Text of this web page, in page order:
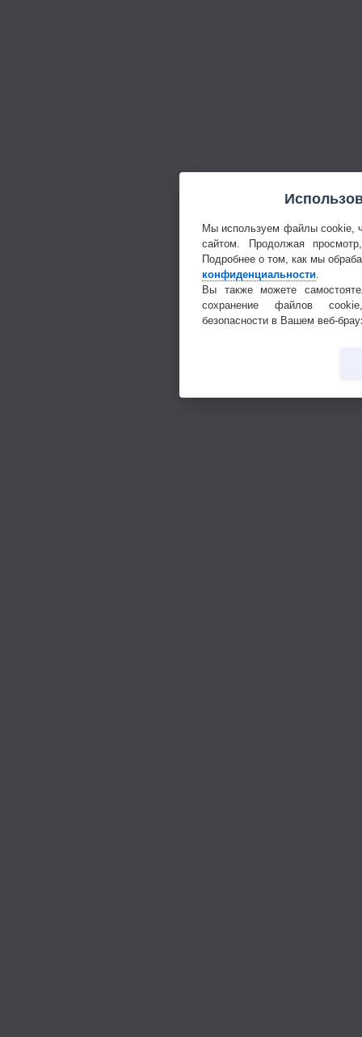
Мы используем файлы cookie,
сайтом. Продолжая
Подробнее о том, как мы
конфиденциальности
Вы также можете
сохранение файлов
безопасности в Вашем веб-